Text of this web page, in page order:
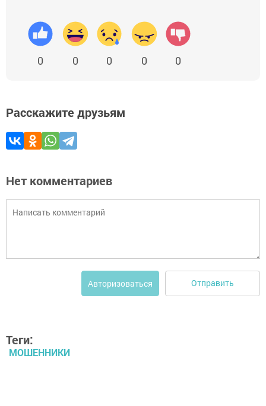
0 0 0 0 0
Расскажите друзьям
Нет комментариев
Авторизоваться Отправить
Теги:
МОШЕННИКИ